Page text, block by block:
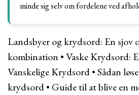
minde sig selv om fordelene ved
Landsbyer og krydsord: En sjov
kombination •Vaske Krydsord:
Vanskelige Krydsord•Sådan
krydsord• Guide til at blive en